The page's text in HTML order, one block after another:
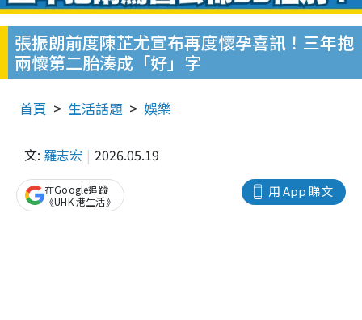
張振朗前度陳芷尤宣布再度懷孕喜訊！三年抱
兩懷第二胎湊成「好」字
首頁 生活話題 娛樂
文: 羅志宏 2026.05.19
用 App 睇文
在Google追蹤
《UHK 港生活》